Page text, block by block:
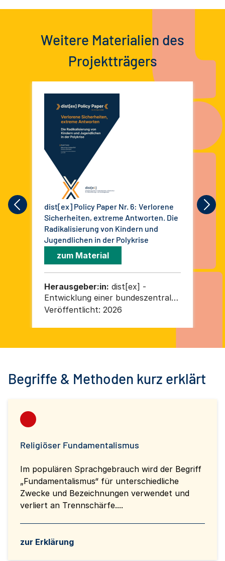
Weitere Materialien des
Projektträgers
dist[ex] Policy Paper Nr. 6: Verlorene
Sicherheiten, extreme Antworten. Die
Radikalisierung von Kindern und
Jugendlichen in der Polykrise
zum Material
Herausgeber:in: dist[ex] -
Entwicklung einer bundeszentralen
Infrastruktur für Distanzierungs-
Prevention Network
Veröffentlicht: 2026
Begriffe & Methoden kurz erklärt
Religiöser Fundamentalismus
Im populären Sprachgebrauch wird der Begriff
„Fundamentalismus“ für unterschiedliche
Zwecke und Bezeichnungen verwendet und
verliert an Trennschärfe....
zur Erklärung